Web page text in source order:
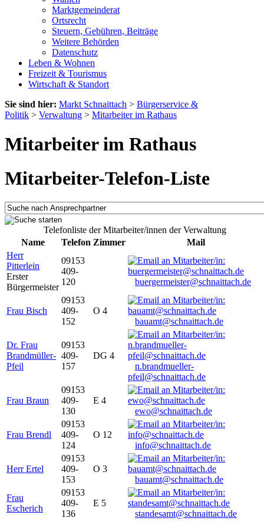
Marktgemeinderat
Ortsrecht
Steuern, Gebühren, Beiträge
Weitere Behörden
Datenschutz
Leben & Wohnen
Freizeit & Tourismus
Wirtschaft & Standort
Sie sind hier: Markt Schnaittach > Bürgerservice &
Politik > Verwaltung > Mitarbeiter im Rathaus
Mitarbeiter im Rathaus
Mitarbeiter-Telefon-Liste
Telefonliste der Mitarbeiter/innen der Verwaltung
Name
Telefon Zimmer
Mail
Herr
Pitterlein
Erster
Bürgermeister
09153
409-
120
buergermeister@schnaittach.de
Frau Bisch
09153
409-
152
O 4
bauamt@schnaittach.de
Dr. Frau
Brandmüller-
Pfeil
09153
409-
157
DG 4
n.brandmueller-
pfeil@schnaittach.de
Frau Braun
09153
409-
130
E 4
ewo@schnaittach.de
Frau Brendl
09153
409-
124
O 12
info@schnaittach.de
Herr Ertel
09153
409-
153
O 3
bauamt@schnaittach.de
Frau
Escherich
09153
409-
136
E 5
standesamt@schnaittach.de